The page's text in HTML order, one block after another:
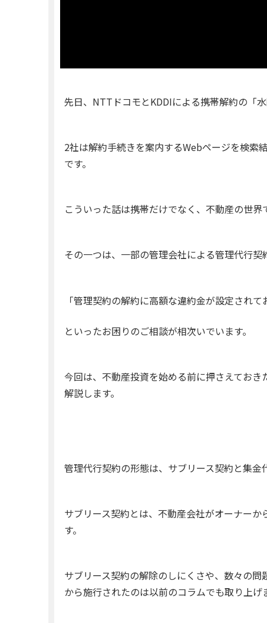
先日、NTTドコモとKDDIによる携帯解約の「
2社は解約手続きを案内するWebページを検索
です。
こういった話は携帯だけでなく、不動産の世界
その一つは、一部の管理会社による管理代行契
「管理契約の解約に高額な違約金が設定され
といったお困りのご相談が相次いでいます。
今回は、不動産投資を始める前に押さえてお
解説します。
管理代行契約の形態は、サブリース契約と集金
サブリース契約とは、不動産会社がオーナー
す。
サブリース契約の解除のしにくさや、数々の
から施行されたのは以前のコラムでも取り上げ